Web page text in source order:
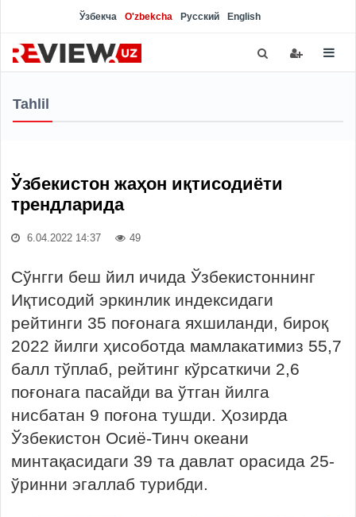
Ўзбекча O'zbekcha Русский English
Tahlil
Ўзбекистон жаҳон иқтисодиёти
трендларида
6.04.2022 14:37 49
Сўнгги беш йил ичида Ўзбекистоннинг
Иқтисодий эркинлик индексидаги
рейтинги 35 поғонага яхшиланди, бироқ
2022 йилги ҳисоботда мамлакатимиз 55,7
балл тўплаб, рейтинг кўрсаткичи 2,6
поғонага пасайди ва ўтган йилга
нисбатан 9 поғона тушди. Ҳозирда
Ўзбекистон Осиё-Тинч океани
минтақасидаги 39 та давлат орасида 25-
ўринни эгаллаб турибди.